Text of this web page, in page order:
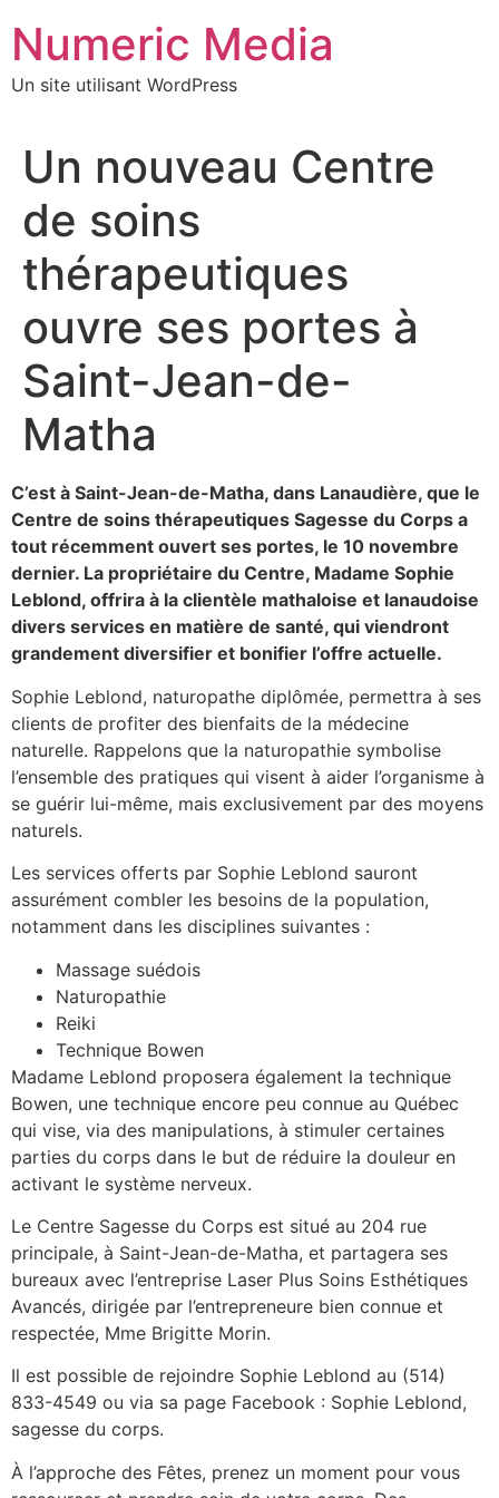
contenu
Numeric Media
Un site utilisant WordPress
Un nouveau Centre
de soins
thérapeutiques
ouvre ses portes à
Saint-Jean-de-
Matha
C’est à Saint-Jean-de-Matha, dans Lanaudière, que le
Centre de soins thérapeutiques Sagesse du Corps a
tout récemment ouvert ses portes, le 10 novembre
dernier. La propriétaire du Centre, Madame Sophie
Leblond, offrira à la clientèle mathaloise et lanaudoise
divers services en matière de santé, qui viendront
grandement diversifier et bonifier l’offre actuelle.
Sophie Leblond, naturopathe diplômée, permettra à ses
clients de profiter des bienfaits de la médecine
naturelle. Rappelons que la naturopathie symbolise
l’ensemble des pratiques qui visent à aider l’organisme à
se guérir lui-même, mais exclusivement par des moyens
naturels.
Les services offerts par Sophie Leblond sauront
assurément combler les besoins de la population,
notamment dans les disciplines suivantes :
Massage suédois
Naturopathie
Reiki
Technique Bowen
Madame Leblond proposera également la technique
Bowen, une technique encore peu connue au Québec
qui vise, via des manipulations, à stimuler certaines
parties du corps dans le but de réduire la douleur en
activant le système nerveux.
Le Centre Sagesse du Corps est situé au 204 rue
principale, à Saint-Jean-de-Matha, et partagera ses
bureaux avec l’entreprise Laser Plus Soins Esthétiques
Avancés, dirigée par l’entrepreneure bien connue et
respectée, Mme Brigitte Morin.
Il est possible de rejoindre Sophie Leblond au (514)
833-4549 ou via sa page Facebook : Sophie Leblond,
sagesse du corps.
À l’approche des Fêtes, prenez un moment pour vous